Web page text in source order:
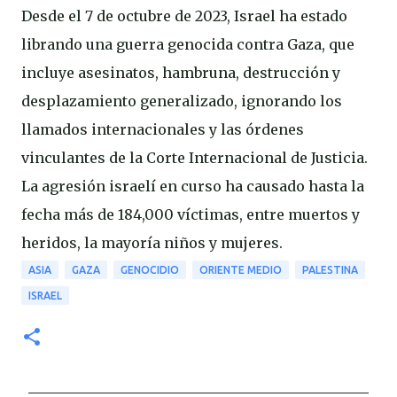
Desde el 7 de octubre de 2023, Israel ha estado
librando una guerra genocida contra Gaza, que
incluye asesinatos, hambruna, destrucción y
desplazamiento generalizado, ignorando los
llamados internacionales y las órdenes
vinculantes de la Corte Internacional de Justicia.
La agresión israelí en curso ha causado hasta la
fecha más de 184,000 víctimas, entre muertos y
heridos, la mayoría niños y mujeres.
ASIA GAZA GENOCIDIO ORIENTE MEDIO PALESTINA
ISRAEL